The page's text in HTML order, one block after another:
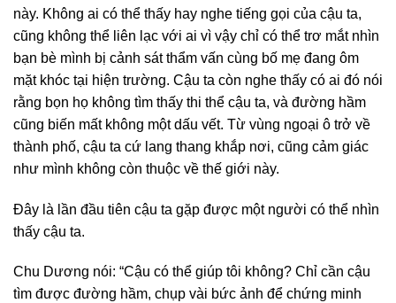
này. Không ai có thể thấy hay nghe tiếng gọi của cậu ta,
cũng không thể liên lạc với ai vì vậy chỉ có thể trơ mắt nhìn
bạn bè mình bị cảnh sát thẩm vấn cùng bố mẹ đang ôm
mặt khóc tại hiện trường. Cậu ta còn nghe thấy có ai đó nói
rằng bọn họ không tìm thấy thi thể cậu ta, và đường hầm
cũng biến mất không một dấu vết. Từ vùng ngoại ô trở về
thành phố, cậu ta cứ lang thang khắp nơi, cũng cảm giác
như mình không còn thuộc về thế giới này.
Đây là lần đầu tiên cậu ta gặp được một người có thể nhìn
thấy cậu ta.
Chu Dương nói: “Cậu có thể giúp tôi không? Chỉ cần cậu
tìm được đường hầm, chụp vài bức ảnh để chứng minh